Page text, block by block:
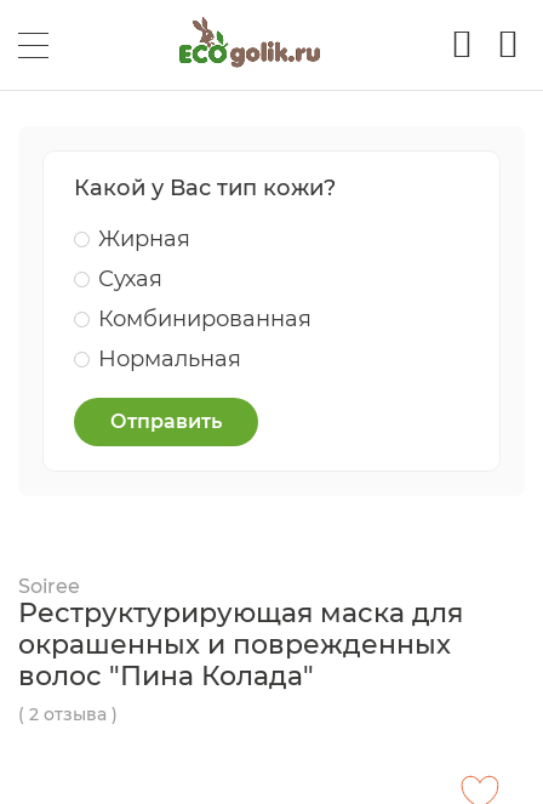
Какой у Вас тип кожи?
Жирная
Сухая
Комбинированная
Нормальная
Отправить
Soiree
Реструктурирующая маска для
окрашенных и поврежденных
волос "Пина Колада"
( 2 отзыва )